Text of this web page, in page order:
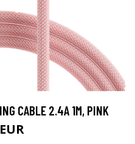
CABLE 2.4A 1M, PINK